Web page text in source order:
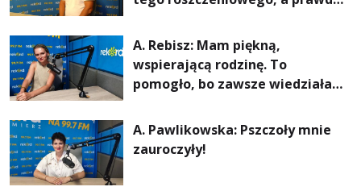
A. Rebisz: Mam piękną,
wspierającą rodzinę. To
pomogło, bo zawsze wiedziałam,
najważniejsza
A. Pawlikowska: Pszczoły mnie
zauroczyły!